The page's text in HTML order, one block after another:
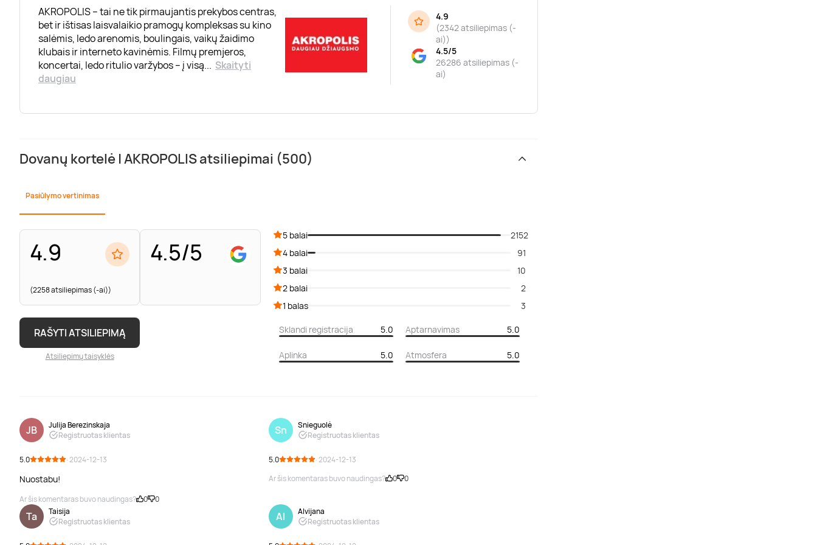
AKROPOLIS – tai ne tik pirmaujantis prekybos centras,
bet ir ištisas laisvalaikio pramogų kompleksas su kino
salėmis, ledo arenomis, boulingais, vaikų žaidimo
klubais ir interneto kavinėmis. Filmų premjeros,
koncertai, ledo ritulio varžybos – į visą... Skaityti
daugiau
4.9
(2342 atsiliepimas (-
ai))
4.5/5
26286 atsiliepimas (-
ai)
Dovanų kortelė | AKROPOLIS atsiliepimai (500)
Pasiūlymo vertinimas
4.9
(2258 atsiliepimas (-ai))
4.5/5
RAŠYTI ATSILIEPIMĄ
Atsiliepimų taisyklės
5 balai
2152
4 balai
91
3 balai
10
2 balai
2
1 balas
3
Sklandi registracija 5.0 Aptarnavimas 5.0
Aplinka 5.0 Atmosfera 5.0
JB
Julija Berezinskaja
Registruotas klientas
5.0 · 2024-12-13
Nuostabu!
Ar šis komentaras buvo naudingas? 0 0
Sn
Snieguolė
Registruotas klientas
5.0
· 2024-12-13
Ar šis komentaras buvo naudingas?
0 0
Ta
Taisija
Registruotas klientas
Al
Alvijana
Registruotas klientas